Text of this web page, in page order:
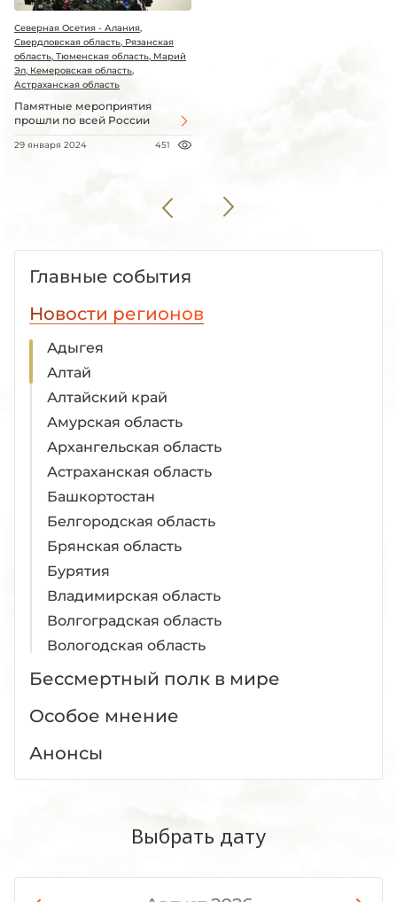
Северная Осетия - Алания,
Свердловская область, Рязанская
область, Тюменская область, Марий
Эл, Кемеровская область,
Астраханская область
Памятные мероприятия
прошли по всей России
29 января 2024 451
Главные события
Новости регионов
Адыгея
Алтай
Алтайский край
Амурская область
Архангельская область
Астраханская область
Башкортостан
Белгородская область
Брянская область
Бурятия
Владимирская область
Волгоградская область
Вологодская область
Воронежская область
Донецкая Народная Республика
Бессмертный полк в мире
Особое мнение
Анонсы
Выбрать дату